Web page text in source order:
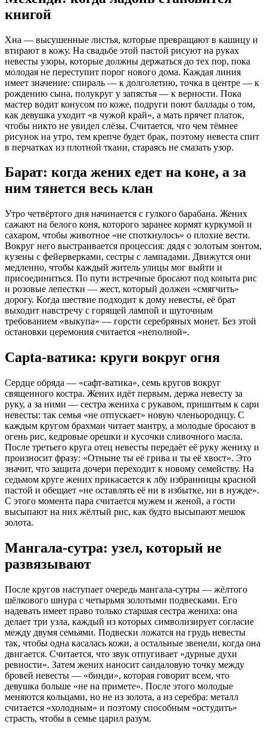
книгой
Хна — высушенные листья, которые превращают в кашицу и
втирают в кожу. На свадьбе этой пастой рисуют на руках
невесты узоры, которые должны держаться до тех пор, пока
молодая не переступит порог нового дома. Каждая линия
имеет значение: спираль — к долголетию, точка в центре — к
рождению сына, полукруг у запястья — к верности. Пока
мастер водит конусом по коже, подруги поют баллады о том,
как девушка уходит «в чужой край», а мать прячет платок,
чтобы никто не увидел слёзы. Считается, что чем тёмнее
рисунок на утро, тем крепче будет брак, поэтому невеста спит
в перчатках из плотной ткани, стараясь не смазать узор.
Барат: когда жених едет на коне, а за
ним тянется весь клан
Утро четвёртого дня начинается с гулкого барабана. Жених
сажают на белого коня, которого заранее кормят куркумой и
сахаром, чтобы животное «не споткнулось» о плохие вести.
Вокруг него выстраивается процессия: дядя с золотым зонтом,
кузены с фейерверками, сестры с лампадами. Движутся они
медленно, чтобы каждый житель улицы мог выйти и
присоединиться. По пути встречные бросают под копыта рис
и розовые лепестки — жест, который должен «смягчить»
дорогу. Когда шествие подходит к дому невесты, её брат
выходит навстречу с горящей лампой и шуточным
требованием «выкупа» — горсти серебряных монет. Без этой
остановки церемония считается «неполной».
Сapta-ватика: круги вокруг огня
Сердце обряда — «сафт-ватика», семь кругов вокруг
священного костра. Жених идёт первым, держа невесту за
руку, а за ними — сестра жениха с рукавом, пришитым к сари
невесты: так семья «не отпускает» новую членьородицу. С
каждым кругом брахман читает мантру, а молодые бросают в
огень рис, кедровые орешки и кусочки сливочного масла.
После третьего круга отец невесты передаёт её руку жениху и
произносит фразу: «Отныне ты её грива и ты её хвост». Это
значит, что защита дочери переходит к новому семейству. На
седьмом круге жених прикасается к лбу избранницы красной
пастой и обещает «не оставлять её ни в избытке, ни в нужде».
С этого момента пара считается мужем и женой, а гости
высыпают на них жёлтый рис, как будто высыпают мешок
золота.
Мангала-сутра: узел, который не
развязывают
После кругов наступает очередь мангала-сутры — жёлтого
шёлкового шнура с четырьмя золотыми подвесками. Его
надевать имеет право только старшая сестра жениха: она
делает три узла, каждый из которых символизирует согласие
между двумя семьями. Подвески ложатся на грудь невесты
так, чтобы одна касалась кожи, а остальные звенели, когда она
двигается. Считается, что звук отпугивает «дурные духи
ревности». Затем жених наносит сандаловую точку между
бровей невесты — «бинди», которая говорит всем, что
девушка больше «не на примете». После этого молодые
меняются кольцами, но не из золота, а из серебра: металл
считается «холодным» и поэтому способным «остудить»
страсть, чтобы в семье царил разум.